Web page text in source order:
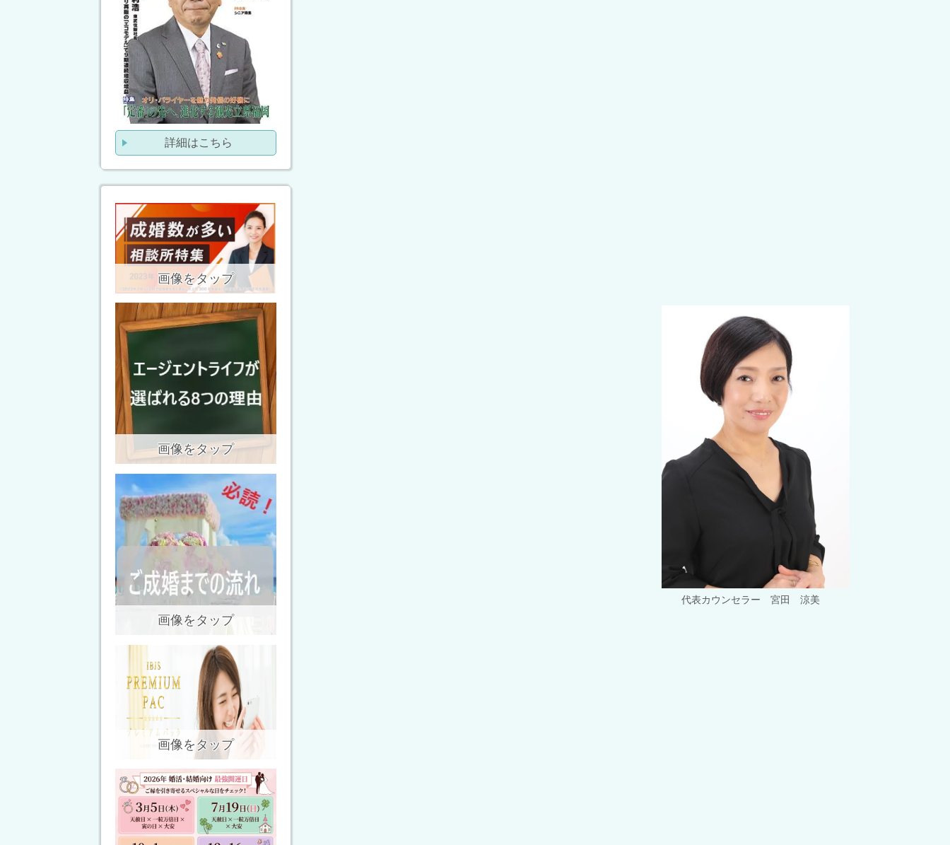
代表カウンセラー 宮田 涼美
詳細はこちら
画像をタップ
画像をタップ
画像をタップ
画像をタップ